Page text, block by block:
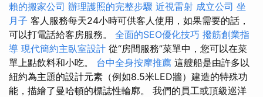
賴的搬家公司 辦理護照的完整步驟 近視雷射 成立公司 坐
月子 客人服務每天24小時可供客人使用，如果需要的話，
可以打電話給客房服務。 全面的SEO優化技巧 撥筋創業指
導 現代簡約主臥室設計 從“房間服務”菜單中，您可以在菜
單上點飲料和小吃。 台中全身按摩推薦 這艘船是由許多以
紐約為主題的設計元素（例如8.5米LED牆）建造的特殊功
能，描繪了曼哈頓的標誌性輪廓。 我們的員工或頂級巡洋